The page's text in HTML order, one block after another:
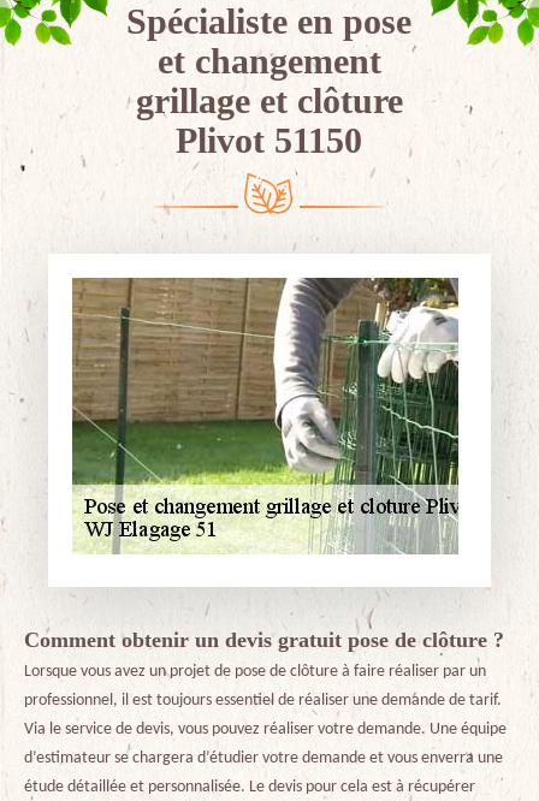
Spécialiste en pose
et changement
grillage et clôture
Plivot 51150
Comment obtenir un devis gratuit pose de clôture ?
Lorsque vous avez un projet de pose de clôture à faire réaliser par un
professionnel, il est toujours essentiel de réaliser une demande de tarif.
Via le service de devis, vous pouvez réaliser votre demande. Une équipe
d’estimateur se chargera d’étudier votre demande et vous enverra une
étude détaillée et personnalisée. Le devis pour cela est à récupérer